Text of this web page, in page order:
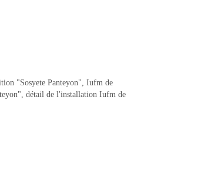
"Sosyete Panteyon", Iufm de
détail de l'installation Iufm de